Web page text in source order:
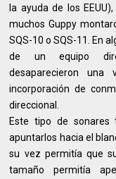
la ayuda de los
muchos Guppy
SQS-10 o SQS-11. En
de un equipo
desaparecieron
incorporación de
direccional.
Este tipo de sonares
apuntarlos hacia el
su vez permitía que
tamaño permitía